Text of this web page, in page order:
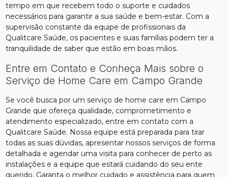
tempo em que recebem todo o suporte e cuidados
necessários para garantir a sua saúde e bem-estar. Com a
supervisão constante da equipe de profissionais da
Qualitcare Saúde, os pacientes e suas famílias podem ter a
tranquilidade de saber que estão em boas mãos.
Entre em Contato e Conheça Mais sobre o
Serviço de Home Care em Campo Grande
Se você busca por um serviço de home care em Campo
Grande que ofereça qualidade, comprometimento e
atendimento especializado, entre em contato com a
Qualitcare Saúde. Nossa equipe está preparada para tirar
todas as suas dúvidas, apresentar nossos serviços de forma
detalhada e agendar uma visita para conhecer de perto as
instalações e a equipe que estará cuidando do seu ente
querido. Garanta o melhor cuidado e assistência para quem